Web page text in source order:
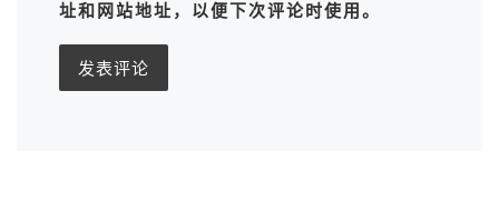
址和网站地址，以便下次评论时使用。